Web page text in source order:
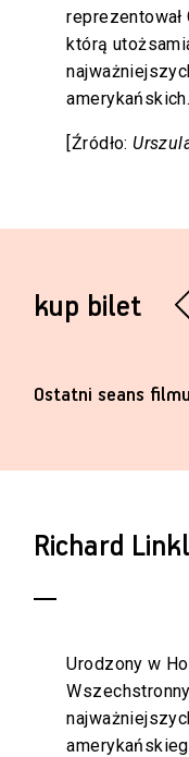
kup bilet
Ostatni seans
którą
amerykańskich.
[Źródło:
Richard
Urodzony w